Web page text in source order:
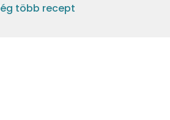
több recept